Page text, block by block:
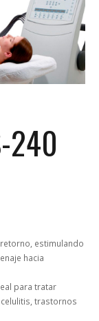
240
estimulando
hacia
para tratar
trastornos